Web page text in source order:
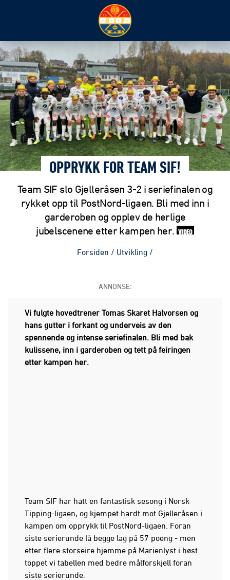
OPPRYKK FOR TEAM SIF!
Team SIF slo Gjelleråsen 3-2 i seriefinalen og
rykket opp til PostNord-ligaen. Bli med inn i
garderoben og opplev de herlige
jubelscenene etter kampen her. VIDEO
Forsiden / Utvikling /
ANNONSE:
Vi fulgte hovedtrener Tomas Skaret Halvorsen og
hans gutter i forkant og underveis av den
spennende og intense seriefinalen. Bli med bak
kulissene, inn i garderoben og tett på feiringen
etter kampen her.
Team SIF har hatt en fantastisk sesong i Norsk
Tipping-ligaen, og kjempet hardt mot Gjelleråsen i
kampen om opprykk til PostNord-ligaen. Foran
siste serierunde lå begge lag på 57 poeng - men
etter flere storseire hjemme på Marienlyst i høst
toppet vi tabellen med bedre målforskjell foran
siste serierunde.